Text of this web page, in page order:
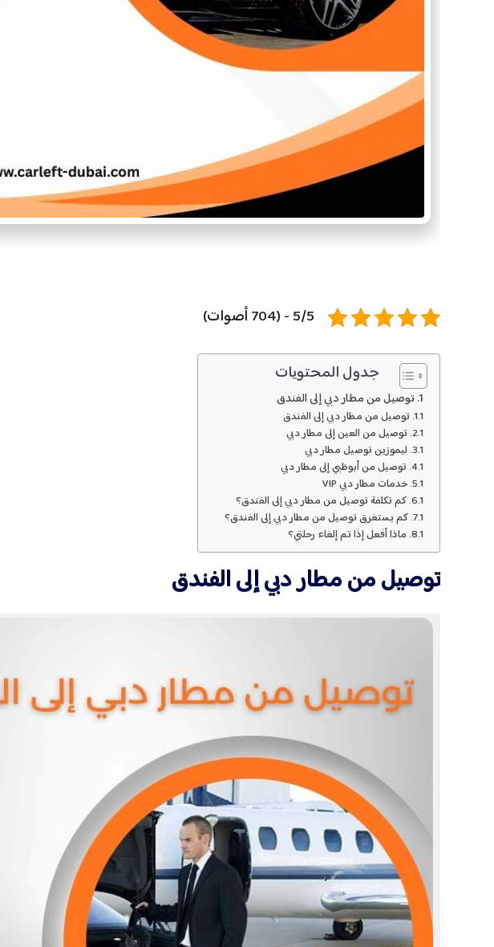
5/5 - (704 أصوات)
جدول المحتويات
توصيل من مطار دبي إلى الفندق
توصيل من مطار دبي إلى الفندق
توصيل من العين إلى مطار دبي
ليموزين توصيل مطار دبي
توصيل من أبوظبي إلى مطار دبي
خدمات مطار دبي VIP
كم تكلفة توصيل من مطار دبي إلى الفندق؟
كم يستغرق توصيل من مطار دبي إلى الفندق؟
ماذا أفعل إذا تم إلغاء رحلتي؟
توصيل من مطار دبي إلى الفندق